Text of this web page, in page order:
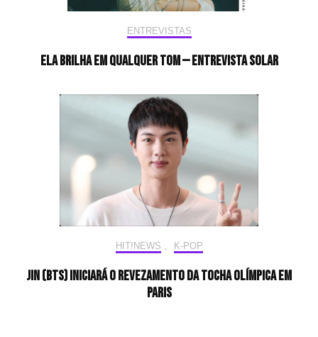
ENTREVISTAS
Ela brilha em qualquer tom — Entrevista Solar
HIT!NEWS , K-POP
Jin (BTS) iniciará o revezamento da tocha olímpica em
Paris